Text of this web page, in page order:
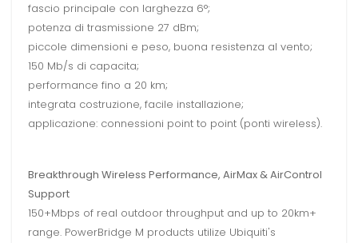
fascio principale con larghezza 6°;
potenza di trasmissione 27 dBm;
piccole dimensioni e peso, buona resistenza al vento;
150 Mb/s di capacita;
performance fino a 20 km;
integrata costruzione, facile installazione;
applicazione: connessioni point to point (ponti wireless).
Breakthrough Wireless Performance, AirMax & AirControl
Support
150+Mbps of real outdoor throughput and up to 20km+
range. PowerBridge M products utilize Ubiquiti's